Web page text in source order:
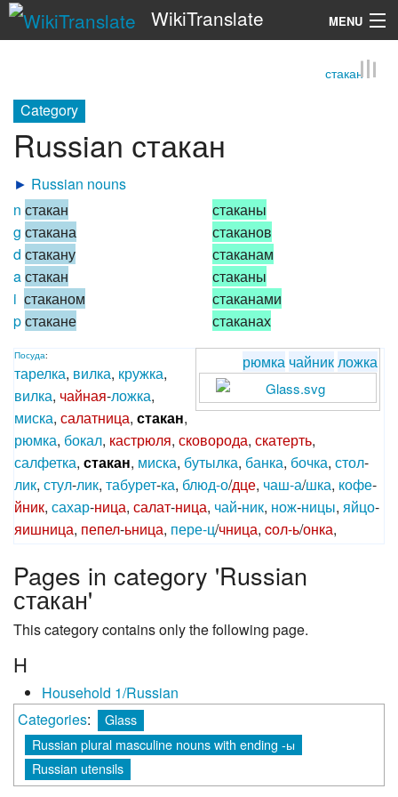
WikiTranslate MENU
стакан
Category
Russian стакан
► Russian nouns
n стакан
g стакана
d стакану
aстакан
i стаканом
pстакане
стаканы
стаканов
стаканам
стаканы
стаканами
стаканах
рюмка чайникложка
Посуда:
тарелка, вилка, кружка,
вилка, чайная-ложка,
миска, салатница, стакан,
рюмка, бокал, кастрюля, сковорода, скатерть,
салфетка, стакан, миска, бутылка, банка, бочка, стол-
лик, стул-лик, табурет-ка, блюд-о/дце, чаш-а/шка, кофе-
йник, сахар-ница, салат-ница, чай-ник, нож-ницы, яйцо-
яишница, пепел-ьница, пере-ц/чница, cол-ь/онка,
Pages in category 'Russian
стакан'
This category contains only the following page.
H
Household 1/Russian
Categories:
Glass
Russian plural masculine nouns with ending -ы
Russian utensils